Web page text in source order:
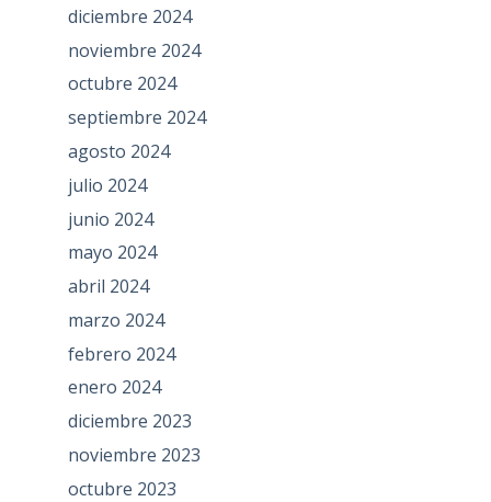
diciembre 2024
noviembre 2024
octubre 2024
septiembre 2024
agosto 2024
julio 2024
junio 2024
mayo 2024
abril 2024
marzo 2024
febrero 2024
enero 2024
diciembre 2023
noviembre 2023
octubre 2023